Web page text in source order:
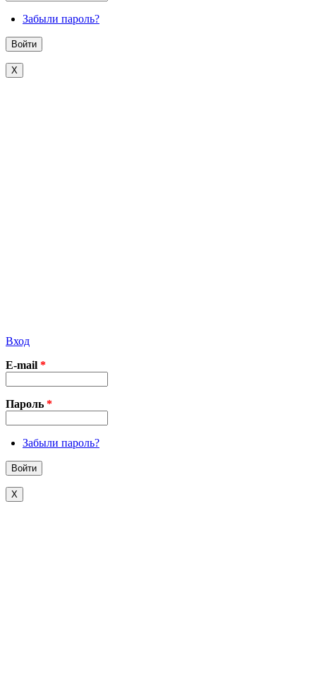
Забыли пароль?
X
Вход
E-mail *
Пароль *
Забыли пароль?
X